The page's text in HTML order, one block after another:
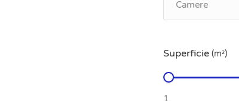
Superficie (m²)